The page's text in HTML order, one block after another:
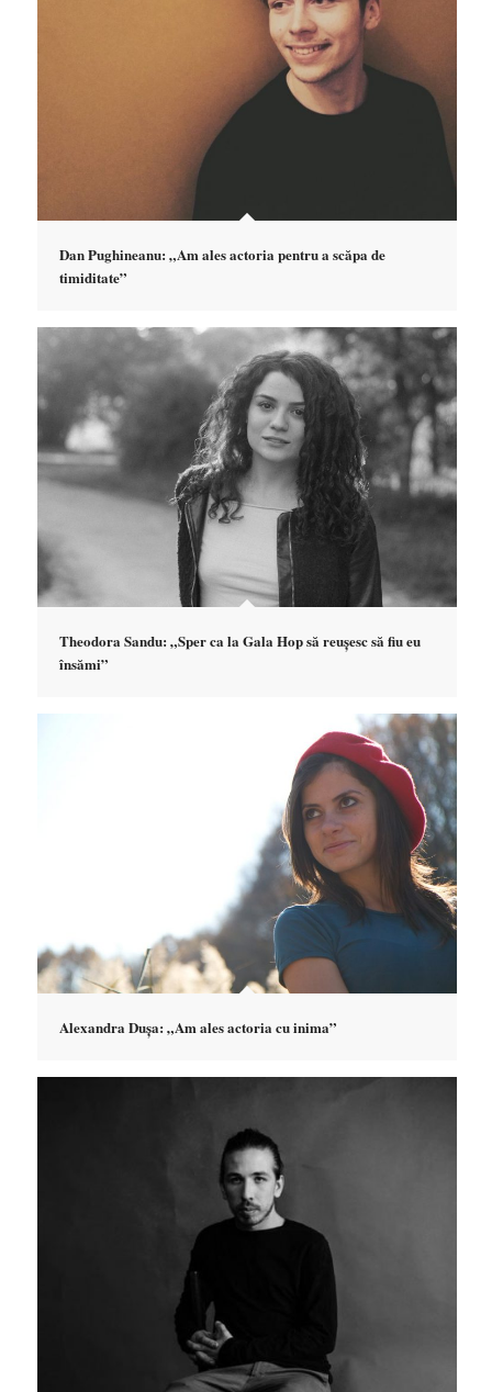
Dan Pughineanu: „Am ales actoria pentru a scăpa de
timiditate”
Theodora Sandu: „Sper ca la Gala Hop să reușesc să fiu eu
însămi”
Alexandra Dușa: „Am ales actoria cu inima”